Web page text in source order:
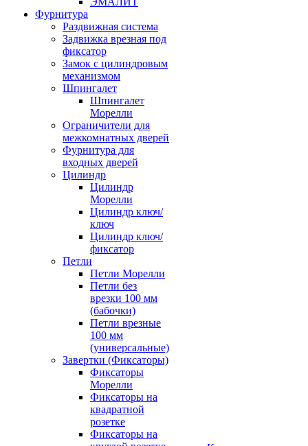
Фурнитура
Раздвижная система
Задвижка врезная под
фиксатор
Замок с цилиндровым
механизмом
Шпингалет
Шпингалет
Морелли
Ограничители для
межкомнатных дверей
Фурнитура для
входных дверей
Цилиндр
Цилиндр
Морелли
Цилиндр ключ/
ключ
Цилиндр ключ/
фиксатор
Петли
Петли Морелли
Петли без
врезки 100 мм
(бабочки)
Петли врезные
100 мм
(универсальные)
Завертки (Фиксаторы)
Фиксаторы
Морелли
Фиксаторы на
квадратной
розетке
Фиксаторы на